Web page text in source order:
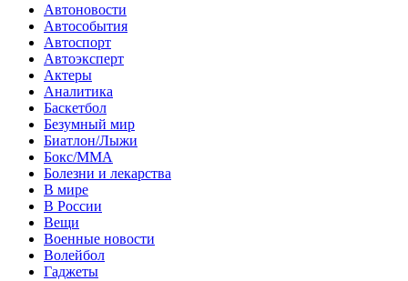
Автоновости
Автособытия
Автоспорт
Автоэксперт
Актеры
Аналитика
Баскетбол
Безумный мир
Биатлон/Лыжи
Бокс/MMA
Болезни и лекарства
В мире
В России
Вещи
Военные новости
Волейбол
Гаджеты